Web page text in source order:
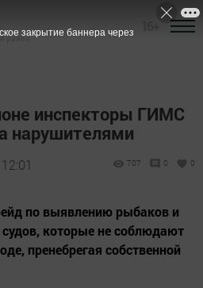
район
инспекторы ГИМС
нарушителями
707 0 0
по выявлению рыбаков и
которые не соблюдают
пренебрегая собственной
закрытие баннера через